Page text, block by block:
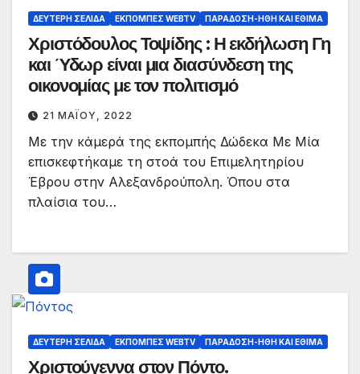
ΔΕΎΤΕΡΗ ΣΕΛΊΔΑ ΕΚΠΟΜΠΈΣ WEBTV ΠΑΡΆΔΟΣΗ-ΉΘΗ ΚΑΙ ΈΘΙΜΑ
Χριστόδουλος Τοψίδης : Η εκδήλωση Γη
και Ύδωρ είναι μια διασύνδεση της
οικονομίας με τον πολιτισμό
21 ΜΑΪ́ΟΥ, 2022
Με την κάμερά της εκπομπής Δώδεκα Με Μία
επισκεφτήκαμε τη στοά του Επιμελητηρίου
Έβρου στην Αλεξανδρούπολη. Όπου στα
πλαίσια του…
ΔΕΎΤΕΡΗ ΣΕΛΊΔΑ ΕΚΠΟΜΠΈΣ WEBTV ΠΑΡΆΔΟΣΗ-ΉΘΗ ΚΑΙ ΈΘΙΜΑ
Χριστούγεννα στον Πόντο.